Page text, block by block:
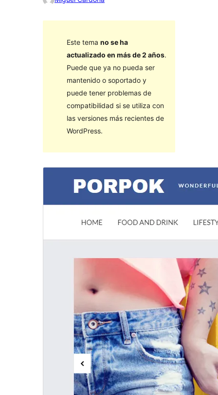
Este tema no se ha
actualizado en más de 2 años.
Puede que ya no pueda ser
mantenido o soportado y
puede tener problemas de
compatibilidad si se utiliza con
las versiones más recientes de
WordPress.